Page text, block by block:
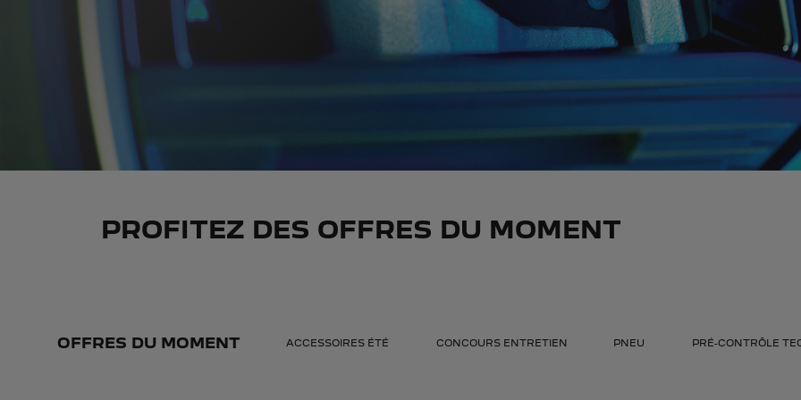
PROFITEZ DES OFFRES DU MOMENT
OFFRES DU MOMENT ACCESSOIRES ÉTÉ CONCOURS ENTRETIEN PNEU PRÉ-CONTRÔLE